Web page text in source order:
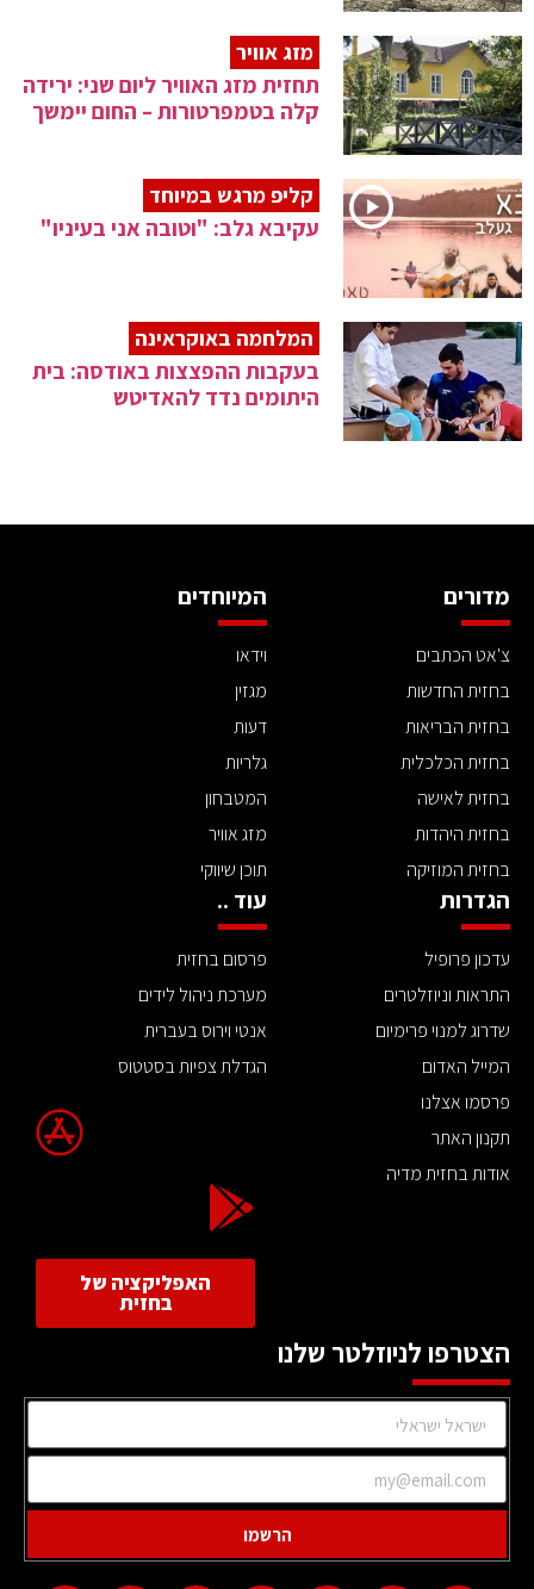
מזג אוויר
תחזית מזג האוויר ליום שני: ירידה
קלה בטמפרטורות – החום יימשך
קליפ מרגש במיוחד
עקיבא גלב: "וטובה אני בעיניו"
המלחמה באוקראינה
בעקבות ההפצצות באודסה: בית
היתומים נדד להאדיטש
מדורים
צ'אט הכתבים
בחזית החדשות
בחזית הבריאות
בחזית הכלכלית
בחזית לאישה
בחזית היהדות
בחזית המוזיקה
המיוחדים
וידאו
מגזין
דעות
גלריות
המטבחון
מזג אוויר
תוכן שיווקי
הגדרות
עדכון פרופיל
התראות וניוזלטרים
שדרוג למנוי פרימיום
המייל האדום
פרסמו אצלנו
תקנון האתר
אודות בחזית מדיה
עוד ..
פרסום בחזית
מערכת ניהול לידים
אנטי וירוס בעברית
הגדלת צפיות בסטטוס
האפליקציה של
בחזית
הצטרפו לניוזלטר שלנו
הרשמו